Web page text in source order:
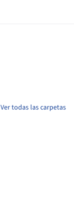
Ver todas las carpetas